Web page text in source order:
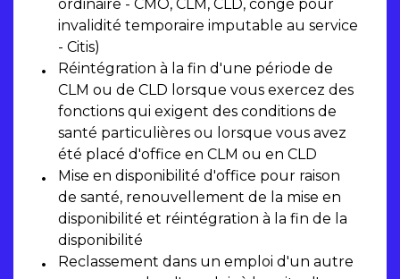
ordinaire - CMO, CLM, CLD, congé pour
invalidité temporaire imputable au service
- Citis)
Réintégration à la fin d'une période de
CLM ou de CLD lorsque vous exercez des
fonctions qui exigent des conditions de
santé particulières ou lorsque vous avez
été placé d'office en CLM ou en CLD
Mise en disponibilité d'office pour raison
de santé, renouvellement de la mise en
disponibilité et réintégration à la fin de la
disponibilité
Reclassement dans un emploi d'un autre